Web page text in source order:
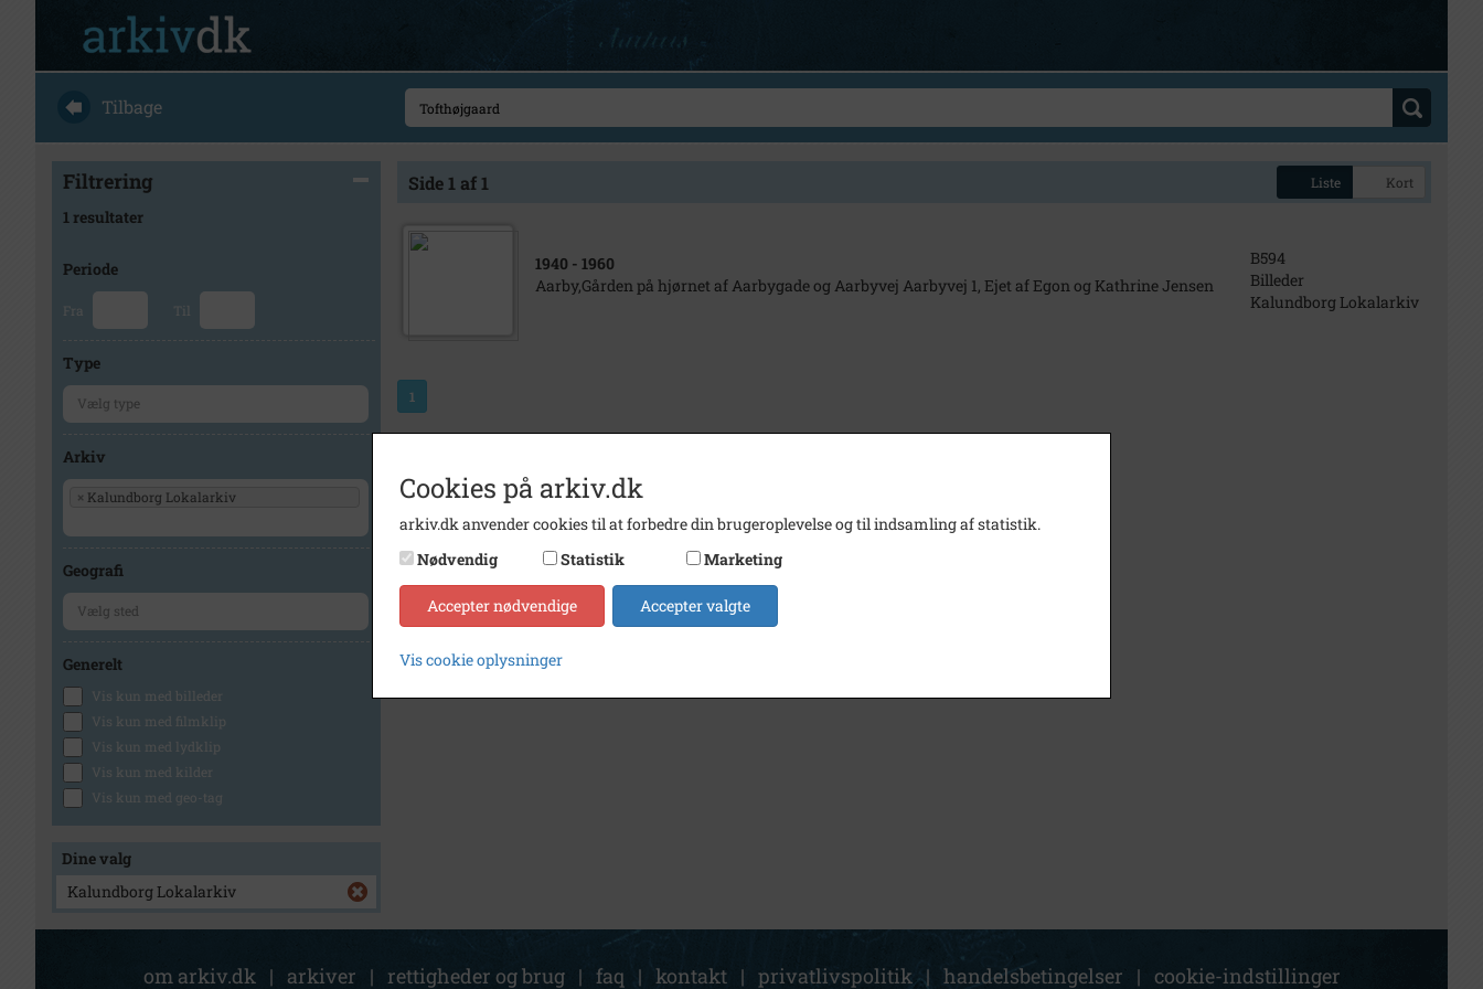
Tilbage
Filtrering
1 resultater
Periode
Fra Til
Type
Arkiv
× Kalundborg Lokalarkiv
Geografi
Generelt
Vis kun med billeder
Vis kun med filmklip
Vis kun med lydklip
Vis kun med kilder
Vis kun med geo-tag
Dine valg
Kalundborg Lokalarkiv
Side 1 af 1 Liste Kort
1940 - 1960
Aarby,Gården på hjørnet af Aarbygade og Aarbyvej Aarbyvej 1, Ejet af Egon og Kathrine Jensen
B594
Billeder
Kalundborg Lokalarkiv
1
om arkiv.dk | arkiver | rettigheder og brug | faq | kontakt | privatlivspolitik | handelsbetingelser | cookie-indstillinger
Cookies på arkiv.dk
arkiv.dk anvender cookies til at forbedre din brugeroplevelse og til indsamling af statistik.
Nødvendig
Statistik Marketing
Accepter nødvendige Accepter valgte
Vis cookie oplysninger